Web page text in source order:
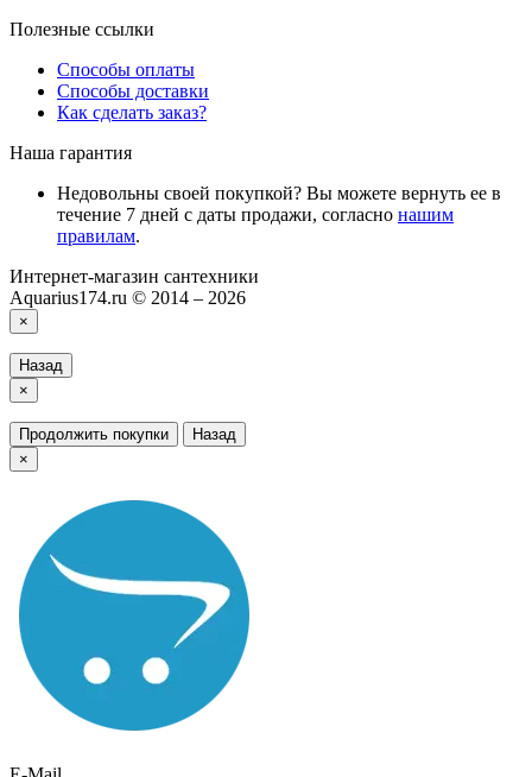
Полезные ссылки
Способы оплаты
Способы доставки
Как сделать заказ?
Наша гарантия
Недовольны своей покупкой? Вы можете вернуть ее в
течение 7 дней с даты продажи, согласно нашим
правилам.
Интернет-магазин сантехники
Aquarius174.ru © 2014 – 2026
×
Назад
×
Продолжить покупки
Назад
×